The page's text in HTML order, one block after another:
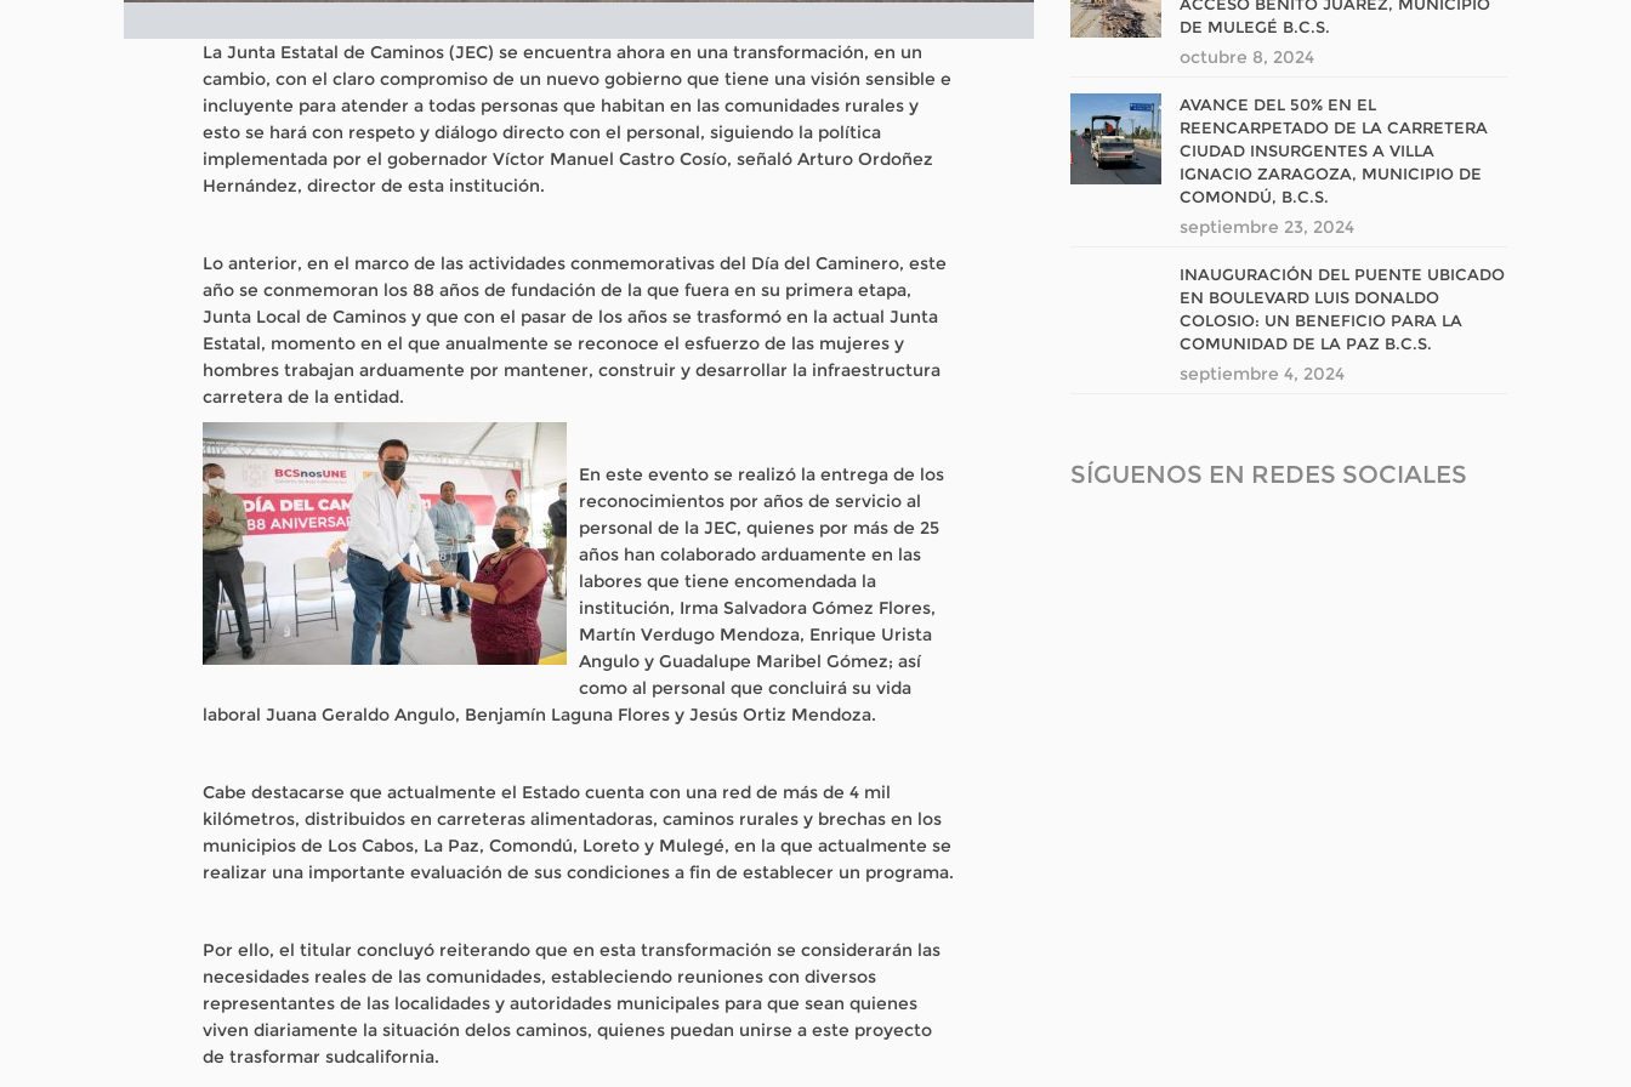
La Junta Estatal de Caminos (JEC) se encuentra ahora en una transformación, en un
cambio, con el claro compromiso de un nuevo gobierno que tiene una visión sensible e
incluyente para atender a todas personas que habitan en las comunidades rurales y
esto se hará con respeto y diálogo directo con el personal, siguiendo la política
implementada por el gobernador Víctor Manuel Castro Cosío, señaló Arturo Ordoñez
Hernández, director de esta institución.
Lo anterior, en el marco de las actividades conmemorativas del Día del Caminero, este
año se conmemoran los 88 años de fundación de la que fuera en su primera etapa,
Junta Local de Caminos y que con el pasar de los años se trasformó en la actual Junta
Estatal, momento en el que anualmente se reconoce el esfuerzo de las mujeres y
hombres trabajan arduamente por mantener, construir y desarrollar la infraestructura
carretera de la entidad.
En este evento se realizó la entrega de los
reconocimientos por años de servicio al
personal de la JEC, quienes por más de 25
años han colaborado arduamente en las
labores que tiene encomendada la
institución, Irma Salvadora Gómez Flores,
Martín Verdugo Mendoza, Enrique Urista
Angulo y Guadalupe Maribel Gómez; así
como al personal que concluirá su vida
laboral Juana Geraldo Angulo, Benjamín Laguna Flores y Jesús Ortiz Mendoza.
Cabe destacarse que actualmente el Estado cuenta con una red de más de 4 mil
kilómetros, distribuidos en carreteras alimentadoras, caminos rurales y brechas en los
municipios de Los Cabos, La Paz, Comondú, Loreto y Mulegé, en la que actualmente se
realizar una importante evaluación de sus condiciones a fin de establecer un programa.
Por ello, el titular concluyó reiterando que en esta transformación se considerarán las
necesidades reales de las comunidades, estableciendo reuniones con diversos
representantes de las localidades y autoridades municipales para que sean quienes
viven diariamente la situación delos caminos, quienes puedan unirse a este proyecto
de trasformar sudcalifornia.
DE MULEGÉ B.C.S.
octubre 8, 2024
AVANCE DEL 50% EN EL
REENCARPETADO DE LA CARRETERA
CIUDAD INSURGENTES A VILLA
IGNACIO ZARAGOZA, MUNICIPIO DE
COMONDÚ, B.C.S.
septiembre 23, 2024
INAUGURACIÓN DEL PUENTE UBICADO
EN BOULEVARD LUIS DONALDO
COLOSIO: UN BENEFICIO PARA LA
COMUNIDAD DE LA PAZ B.C.S.
septiembre 4, 2024
SÍGUENOS EN REDES SOCIALES